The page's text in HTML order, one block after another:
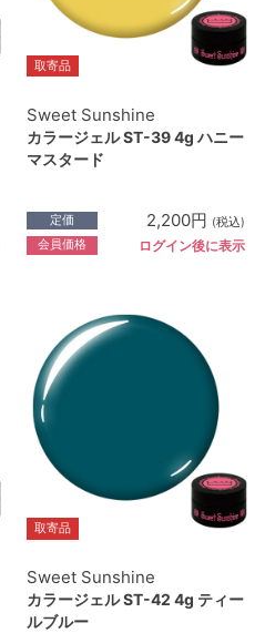
取寄品
Sweet Sunshine
カラージェル ST-39 4g ハニー
マスタード
定価 2,200円 (税込)
会員価格 ログイン後に表示
取寄品
Sweet Sunshine
カラージェル ST-42 4g ティー
ルブルー